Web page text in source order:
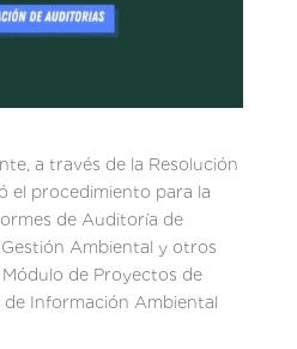
a través de la Resolución
el procedimiento para la
de Auditoría de
Ambiental y otros
de Proyectos de
de Información Ambiental